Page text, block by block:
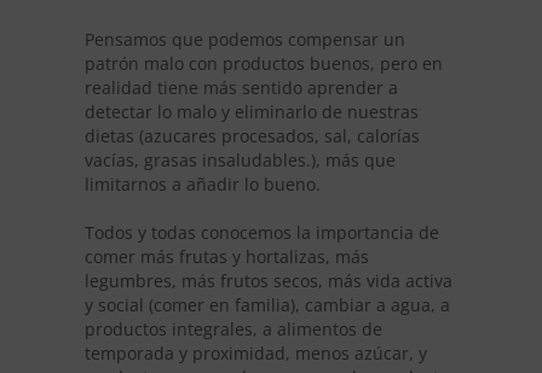
Pensamos que podemos compensar un
patrón malo con productos buenos, pero en
realidad tiene más sentido aprender a
detectar lo malo y eliminarlo de nuestras
dietas (azucares procesados, sal, calorías
vacías, grasas insaludables.), más que
limitarnos a añadir lo bueno.
Todos y todas conocemos la importancia de
comer más frutas y hortalizas, más
legumbres, más frutos secos, más vida activa
y social (comer en familia), cambiar a agua, a
productos integrales, a alimentos de
temporada y proximidad, menos azúcar, y